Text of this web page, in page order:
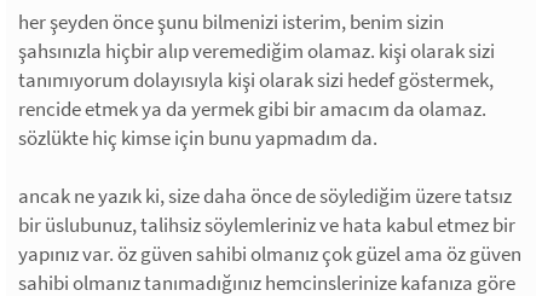
her şeyden önce şunu bilmenizi isterim, benim sizin
şahsınızla hiçbir alıp veremediğim olamaz. kişi olarak sizi
tanımıyorum dolayısıyla kişi olarak sizi hedef göstermek,
rencide etmek ya da yermek gibi bir amacım da olamaz.
sözlükte hiç kimse için bunu yapmadım da.
ancak ne yazık ki, size daha önce de söylediğim üzere tatsız
bir üslubunuz, talihsiz söylemleriniz ve hata kabul etmez bir
yapınız var. öz güven sahibi olmanız çok güzel ama öz güven
sahibi olmanız tanımadığınız hemcinslerinize kafanıza göre